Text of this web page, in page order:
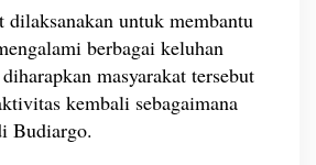
a
n
d
a
n
S
u
dilaksanakan untuk membantu
berbagai keluhan
masyarakat tersebut
kembali sebagaimana
Budiargo.